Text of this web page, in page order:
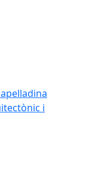
i